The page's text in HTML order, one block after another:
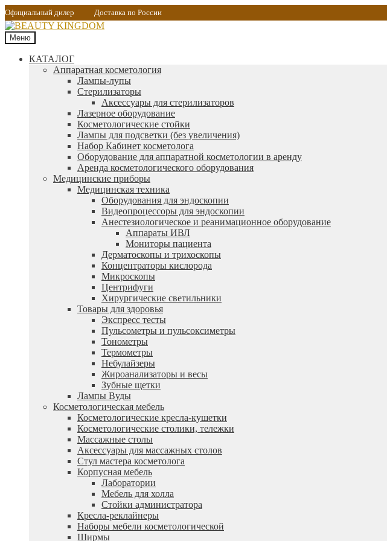
Официальный дилер Доставка по России
Меню
КАТАЛОГ
Аппаратная косметология
Лампы-лупы
Стерилизаторы
Аксессуары для стерилизаторов
Лазерное оборудование
Косметологические стойки
Лампы для подсветки (без увеличения)
Набор Кабинет косметолога
Оборудование для аппаратной косметологии в аренду
Аренда косметологического оборудования
Медицинские приборы
Медицинская техника
Оборудования для эндоскопии
Видеопроцессоры для эндоскопии
Анестезиологическое и реанимационное оборудование
Аппараты ИВЛ
Мониторы пациента
Дерматоскопы и трихоскопы
Концентраторы кислорода
Микроскопы
Центрифуги
Xирургические светильники
Товары для здоровья
Экспресс тесты
Пульсометры и пульсоксиметры
Тонометры
Термометры
Небулайзеры
Жироанализаторы и весы
Зубные щетки
Лампы Вуды
Косметологическая мебель
Косметологические кресла-кушетки
Косметологические столики, тележки
Массажные столы
Аксессуары для массажных столов
Стул мастера косметолога
Корпусная мебель
Лаборатории
Мебель для холла
Стойки администратора
Кресла-реклайнеры
Наборы мебели косметологической
Ширмы